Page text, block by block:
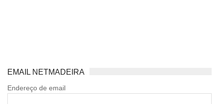
EMAIL NETMADEIRA
Endereço de email